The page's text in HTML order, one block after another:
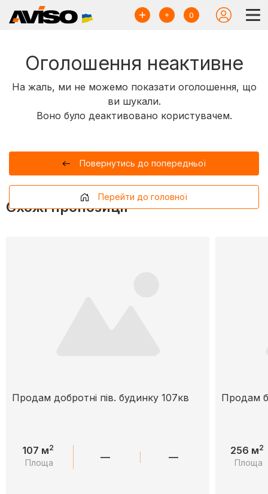
0
Оголошення неактивне
На жаль, ми не можемо показати оголошення, що
ви шукали.
Воно було деактивовано користувачем.
Повернутись до попередньої
Перейти до головної
Схожі пропозиції
Продам добротні пів. будинку 107кв
107 м2
Площа — —
Продам
256 м2
Площа